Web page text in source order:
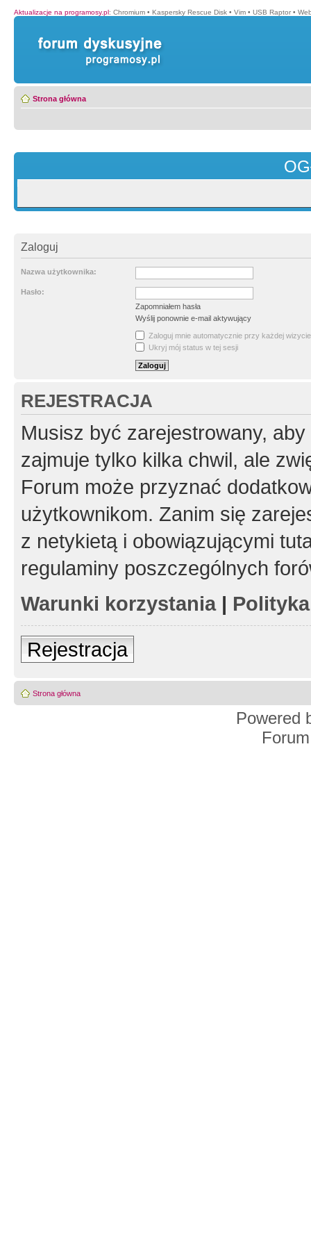
Aktualizacje na programosy.pl: Chromium • Kaspersky Rescue Disk • Vim • USB Raptor •
Strona główna
Zaloguj
Nazwa użytkownika:
Hasło:
Zapomniałem hasła
Wyślij ponownie e-mail aktywujący
Zaloguj mnie automatycznie przy każdej wizycie
Ukryj mój status w tej sesji
REJESTRACJA
Musisz być zarejestrowany,
zajmuje tylko kilka chwil, ale
Forum może przyznać
użytkownikom. Zanim się
z netykietą i obowiązującymi
regulaminy poszczególnych
Warunki korzystania|
Rejestracja
Strona główna
Powered